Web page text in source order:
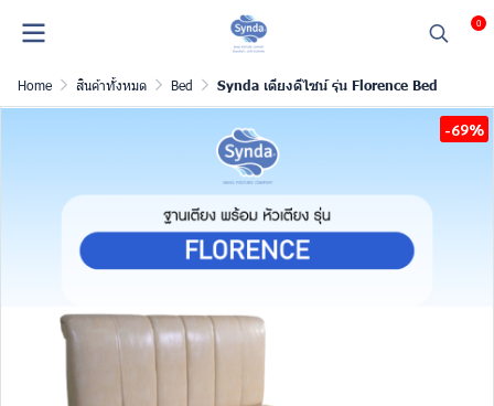
0
Home สินค้าทั้งหมด Bed Synda เตียงดีไซน์ รุ่น Florence Bed
-69%